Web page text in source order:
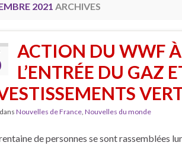
2021 ARCHIVES
ACTION DU WWF À
L’ENTRÉE DU GAZ
Nouvelles de France, Nouvelles du monde
de personnes se sont rassemblées